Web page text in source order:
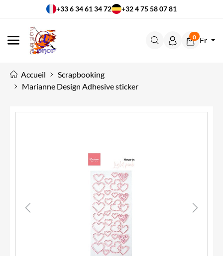
+33 6 34 61 34 72 +32 4 75 58 07 81
MENU
0 Fr
Accueil
Scrapbooking
Marianne Design Adhesive sticker
Previous Next